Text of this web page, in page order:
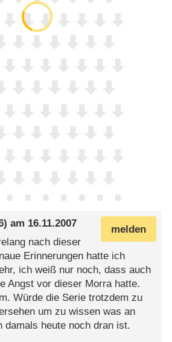
melden
am 16.11.2007
nach dieser
Erinnerungen hatte ich
ich weiß nur noch, dass auch
Angst vor dieser Morra hatte.
Würde die Serie trotzdem zu
um zu wissen was an
damals heute noch dran ist.